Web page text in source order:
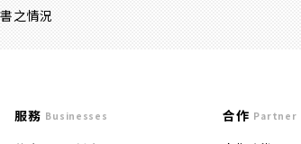
之情況
服務 Businesses 合作 Partner